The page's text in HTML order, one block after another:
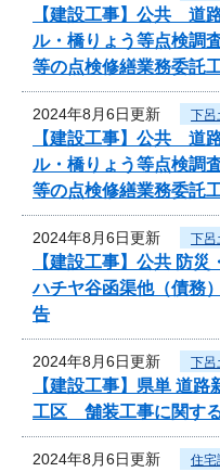
【建設工事】公共 道
ル・橋りょう等点検調
等の点検修繕業務委託
2024年8月6日更新 下呂
【建設工事】公共 道
ル・橋りょう等点検調
等の点検修繕業務委託
2024年8月6日更新 下呂
【建設工事】公共 防
ハチヤ谷函渠他（債務
告
2024年8月6日更新 下呂
【建設工事】県単 道
工区 舗装工事に関す
2024年8月6日更新 住宅